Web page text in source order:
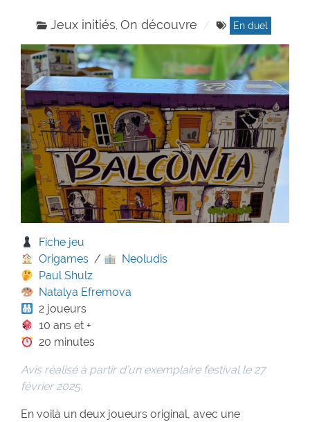
Jeux initiés, On découvre En duel
Fiche jeu
Origames /
Neoludis
Paul Shulz
Natalya Efremova
2 joueurs
10 ans et +
20 minutes
Avis réalisé à partir d’un exemplaire festival le 27
février 2025.
En voilà un deux joueurs original, avec une